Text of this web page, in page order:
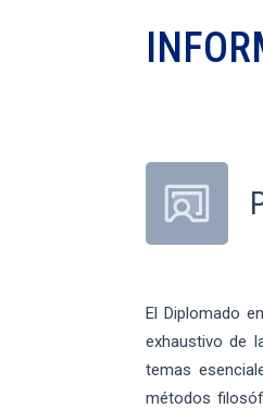
El Diplomado
exhaustivo de
temas
métodos